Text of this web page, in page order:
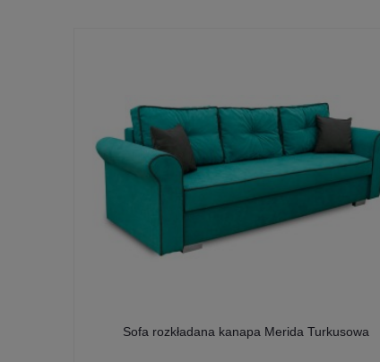
Sofa rozkładana kanapa Merida Turkusowa